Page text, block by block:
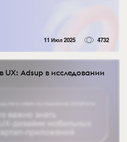
11 Июл 2025 4732
UX: Adsup в исследовании